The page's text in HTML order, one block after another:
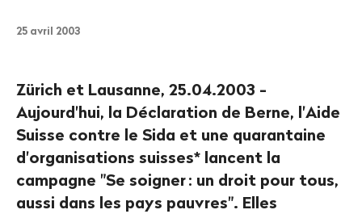
25 avril 2003
Zürich et Lausanne, 25.04.2003 -
Aujourd'hui, la Déclaration de Berne, l'Aide
Suisse contre le Sida et une quarantaine
d'organisations suisses* lancent la
campagne "Se soigner: un droit pour tous,
aussi dans les pays pauvres". Elles